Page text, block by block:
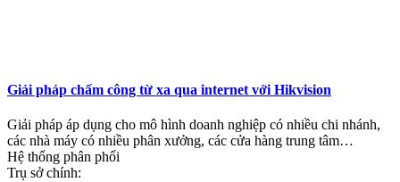
Giải pháp chấm công từ xa qua internet với Hikvision
Giải pháp áp dụng cho mô hình doanh nghiệp có nhiều chi nhánh,
các nhà máy có nhiều phân xưởng, các cửa hàng trung tâm…
Hệ thống phân phối
Trụ sở chính: